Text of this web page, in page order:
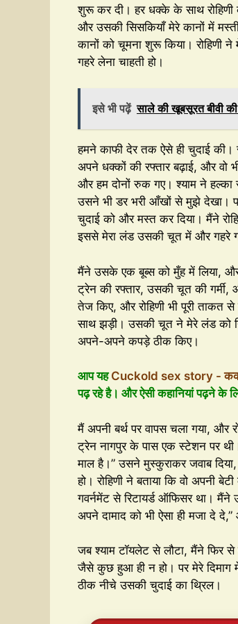
शुरू कर दी। हर धक्के के साथ रोहिणी
और उसकी सिसकियाँ मेरे कानों में
कानों को चूमना शुरू किया।
गहरे लेना चाहती हो।
इसे भी पढ़ें साले की खूबसूरत बीवी
हमने काफी देर तक ऐसे ही चुदाई की।
अपने धक्कों की रफ्तार बढ़ाई, और वो
और हम दोनों रुक गए। श्याम ने
उसने भी डर भरी आँखों से मुझे देखा।
चुदाई को और मस्त कर दिया। मैंने
इससे मेरा लंड उसकी चूत में और गहरे
मैंने उसके एक बूब्स को मुँह में लिया,
ट्रेन की रफ्तार, उसकी चूत की
तेज किए, और रोहिणी भी पूरी ताकत
साथ झड़ी। उसकी चूत ने मेरे लंड को
अपने-अपने कपड़े ठीक किए।
आप यहCuckold sex story -
पढ़ रहे है। और ऐसी कहानियां पढ़ने के
मैं अपनी बर्थ पर वापस चला गया, और
ट्रेन नागपुर के पास एक स्टेशन पर
माल है।” उसने मुस्कुराकर जवाब
हो। रोहिणी ने बताया कि वो अपनी
गवर्नमेंट से रिटायर्ड ऑफिसर था। मैंने
अपने दामाद को भी ऐसा ही मजा दे
जब श्याम टॉयलेट से लौटा, मैंने फिर
जैसे कुछ हुआ ही न हो। पर मेरे दिमाग
ठीक नीचे उसकी चुदाई का थ्रिल।